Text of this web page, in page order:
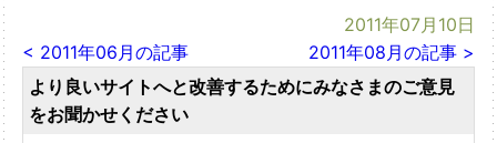
2011年07月10日
< 2011年06月の記事
2011年08月の記事 >
より良いサイトへと改善するためにみなさまのご意見
をお聞かせください